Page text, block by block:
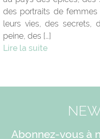
des portraits de
leurs vies, des secrets,
peine, des […]
Lire la suite
Abonnez-vous à